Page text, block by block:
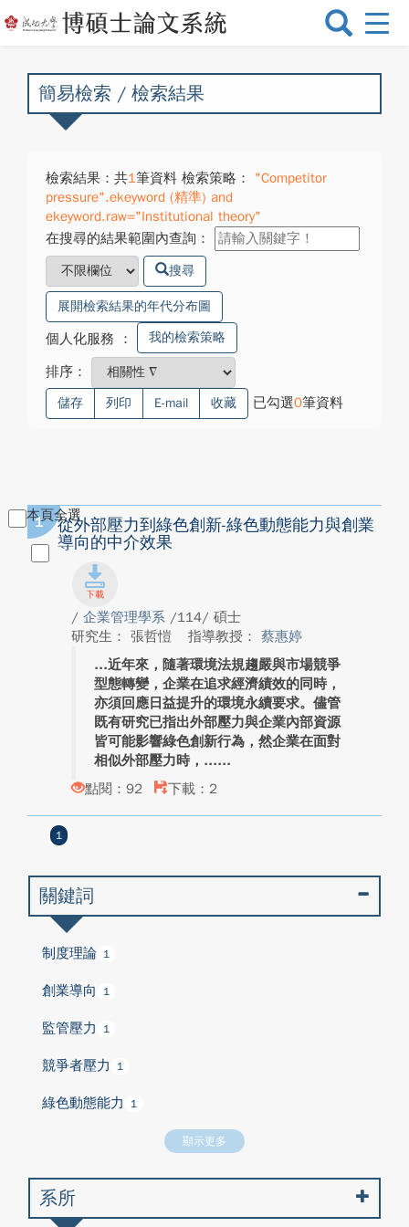
選
換
簡易檢索 / 檢索結果
檢索結果：共1筆資料 檢索策略：
"Competitor
pressure".ekeyword (精準) and
ekeyword.raw="Institutional theory"
在搜尋的結果範圍內查詢：
搜尋
展開檢索結果的年代分布圖
個人化服務 ： 我的檢索策略
排序：
儲存 列印 E-mail 收藏 已勾選0筆資料
本頁全選
1
從外部壓力到綠色創新-綠色動態能力與創業
導向的中介效果
/ 企業管理學系 /114/ 碩士
研究生： 張哲愷
指導教授： 蔡惠婷
近年來，隨著環境法規趨嚴與市場競爭
型態轉變，企業在追求經濟績效的同時，
亦須回應日益提升的環境永續要求。儘管
既有研究已指出外部壓力與企業內部資源
皆可能影響綠色創新行為，然企業在面對
相似外部壓力時，...
點閱：92
下載：2
1
關鍵詞
制度理論 1
創業導向 1
監管壓力 1
競爭者壓力 1
綠色動態能力 1
顯示更多
系所